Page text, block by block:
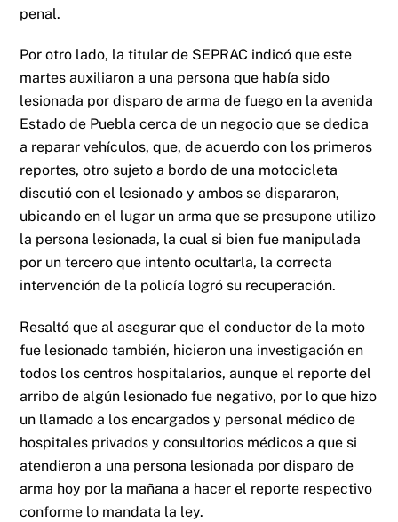
penal.
Por otro lado, la titular de SEPRAC indicó que este
martes auxiliaron a una persona que había sido
lesionada por disparo de arma de fuego en la avenida
Estado de Puebla cerca de un negocio que se dedica
a reparar vehículos, que, de acuerdo con los primeros
reportes, otro sujeto a bordo de una motocicleta
discutió con el lesionado y ambos se dispararon,
ubicando en el lugar un arma que se presupone utilizo
la persona lesionada, la cual si bien fue manipulada
por un tercero que intento ocultarla, la correcta
intervención de la policía logró su recuperación.
Resaltó que al asegurar que el conductor de la moto
fue lesionado también, hicieron una investigación en
todos los centros hospitalarios, aunque el reporte del
arribo de algún lesionado fue negativo, por lo que hizo
un llamado a los encargados y personal médico de
hospitales privados y consultorios médicos a que si
atendieron a una persona lesionada por disparo de
arma hoy por la mañana a hacer el reporte respectivo
conforme lo mandata la ley.